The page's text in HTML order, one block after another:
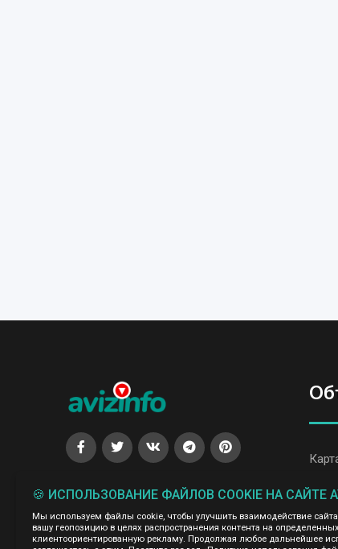
Все
Все
🍪 ИСПОЛЬЗОВАНИЕ ФАЙЛОВ COOKIE НА САЙТЕ
Мы используем файлы cookie, чтобы улучшить взаимодействие
вашу геопозицию в целях распространения контента на
клиентоориентированную рекламу. Продолжая любое дальнейшее